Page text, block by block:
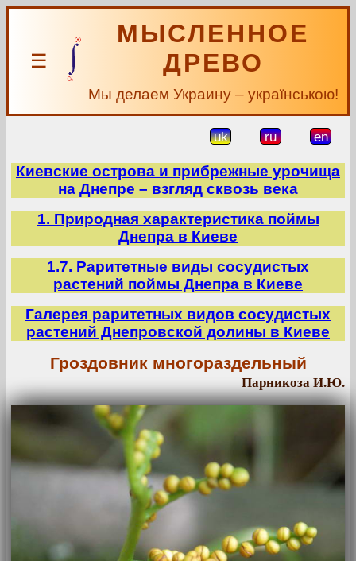
☰
МЫСЛЕННОЕ
ДРЕВО
Мы делаем Украину – українською!
uk ru en
Киевские острова и прибрежные урочища
на Днепре – взгляд сквозь века
1. Природная характеристика поймы
Днепра в Киеве
1.7. Раритетные виды сосудистых
растений поймы Днепра в Киеве
Галерея раритетных видов сосудистых
растений Днепровской долины в Киеве
Гроздовник многораздельный
Парникоза И.Ю.